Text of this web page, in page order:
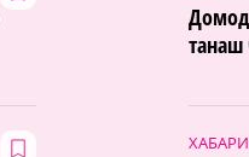
Домод
танаш